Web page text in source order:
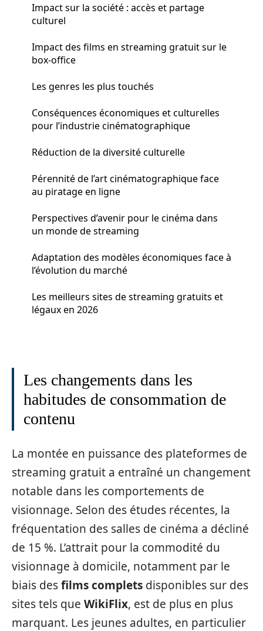
Impact sur la société : accès et partage
culturel
Impact des films en streaming gratuit sur le
box-office
Les genres les plus touchés
Conséquences économiques et culturelles
pour l’industrie cinématographique
Réduction de la diversité culturelle
Pérennité de l’art cinématographique face
au piratage en ligne
Perspectives d’avenir pour le cinéma dans
un monde de streaming
Adaptation des modèles économiques face à
l’évolution du marché
Les meilleurs sites de streaming gratuits et
légaux en 2026
Les changements dans les
habitudes de consommation de
contenu
La montée en puissance des plateformes de
streaming gratuit a entraîné un changement
notable dans les comportements de
visionnage. Selon des études récentes, la
fréquentation des salles de cinéma a décliné
de 15 %. L’attrait pour la commodité du
visionnage à domicile, notamment par le
biais desfilms complets disponibles sur des
sites tels que WikiFlix, est de plus en plus
marquant. Les jeunes adultes, en particulier